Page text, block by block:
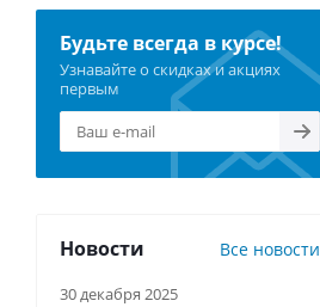
Будьте всегда в курсе!
Узнавайте о скидках и акциях
первым
Новости Все новости
30 декабря 2025